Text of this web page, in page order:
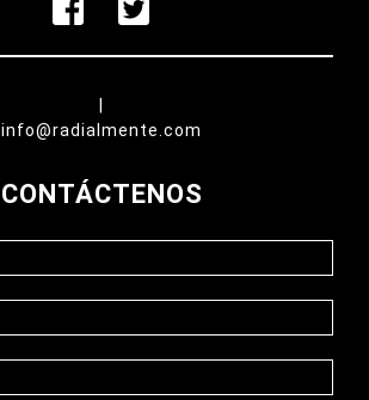
info@radialmente.com
CONTÁCTENOS